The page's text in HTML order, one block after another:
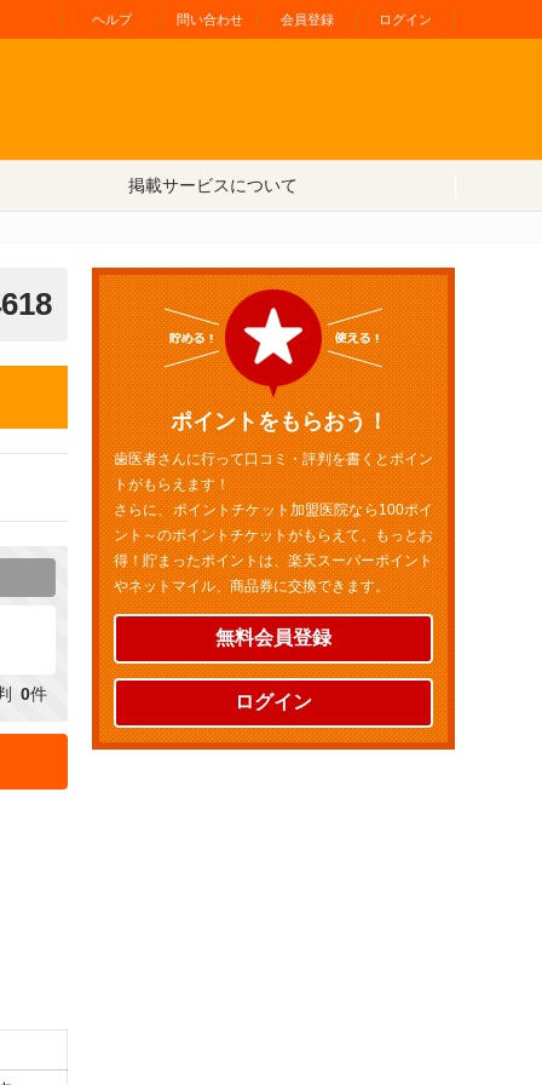
ヘルプ 問い合わせ 会員登録 ログイン
掲載サービスについて
0件
ポイントをもらおう！
歯医者さんに行って口コミ・評判を書くとポイン
トがもらえます！
さらに、ポイントチケット加盟医院なら100ポイ
ント～のポイントチケットがもらえて、もっとお
得！貯まったポイントは、楽天スーパーポイント
やネットマイル、商品券に交換できます。
無料会員登録
ログイン